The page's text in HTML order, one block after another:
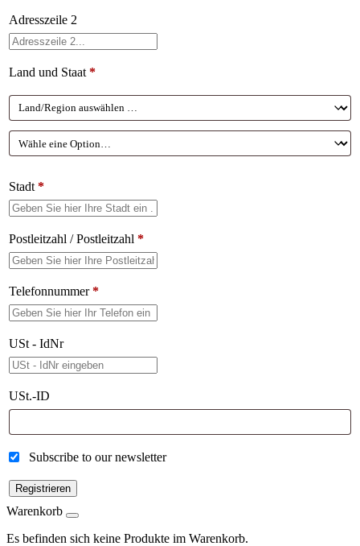
Adresszeile 2
Land und Staat *
Stadt *
Postleitzahl / Postleitzahl *
Telefonnummer*
USt - IdNr
USt.-ID
Subscribe to our newsletter
Registrieren
Warenkorb
Es befinden sich keine Produkte im Warenkorb.